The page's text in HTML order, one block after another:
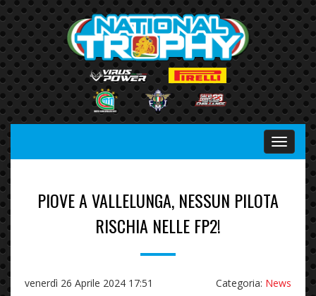
Menu
PIOVE A VALLELUNGA, NESSUN PILOTA
RISCHIA NELLE FP2!
venerdì 26 Aprile 2024 17:51 Categoria: News